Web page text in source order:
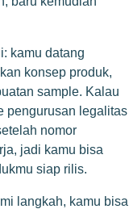
kamu datang
konsep produk,
sample. Kalau
pengurusan legalitas
nomor
jadi kamu bisa
siap rilis.
langkah, kamu bisa